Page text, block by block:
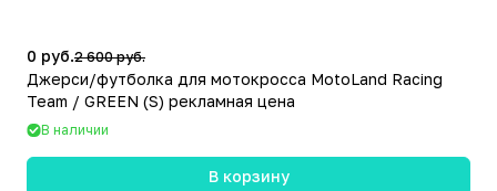
0 руб.2 600 руб.
Джерси/футболка для мотокросса MotoLand Racing
Team / GREEN (S) рекламная цена
В наличии
В корзину